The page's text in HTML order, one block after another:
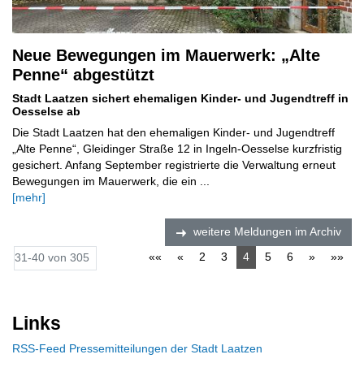
Neue Bewegungen im Mauerwerk: „Alte
Penne“ abgestützt
Stadt Laatzen sichert ehemaligen Kinder- und Jugendtreff in
Oesselse ab
Die Stadt Laatzen hat den ehemaligen Kinder- und Jugendtreff
„Alte Penne“, Gleidinger Straße 12 in Ingeln-Oesselse kurzfristig
gesichert. Anfang September registrierte die Verwaltung erneut
Bewegungen im Mauerwerk, die ein ...
[mehr]
weitere Meldungen im Archiv
31-40 von 305 «« « 2 3 4 5 6 » »»
Links
RSS-Feed Pressemitteilungen der Stadt Laatzen